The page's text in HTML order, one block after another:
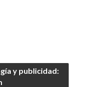
y publicidad: